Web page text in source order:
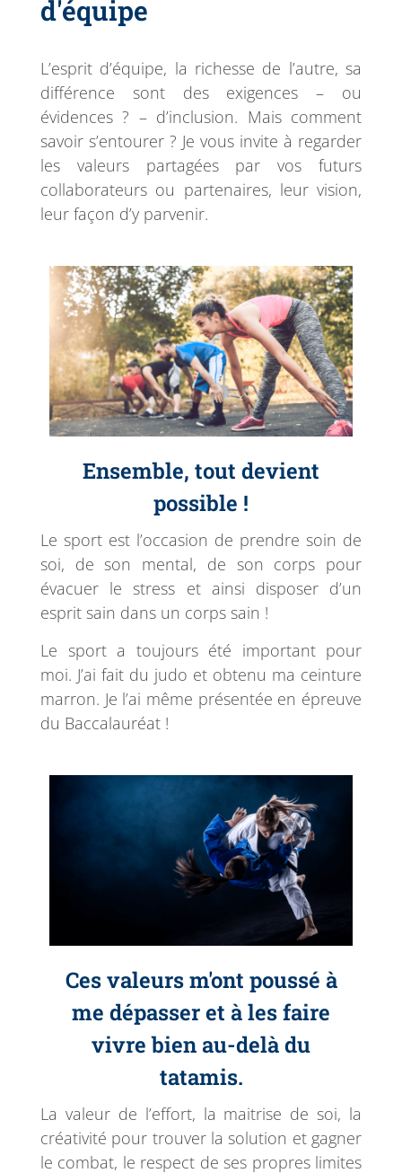
d'équipe
L’esprit d’équipe, la richesse de l’autre, sa
différence sont des exigences – ou
évidences ? – d’inclusion. Mais comment
savoir s’entourer ? Je vous invite à regarder
les valeurs partagées par vos futurs
collaborateurs ou partenaires, leur vision,
leur façon d’y parvenir.
Ensemble, tout devient
possible !
Le sport est l’occasion de prendre soin de
soi, de son mental, de son corps pour
évacuer le stress et ainsi disposer d’un
esprit sain dans un corps sain !
Le sport a toujours été important pour
moi. J’ai fait du judo et obtenu ma ceinture
marron. Je l’ai même présentée en épreuve
du Baccalauréat !
Ces valeurs m'ont poussé à
me dépasser et à les faire
vivre bien au-delà du
tatamis.
La valeur de l’effort, la maitrise de soi, la
créativité pour trouver la solution et gagner
le combat, le respect de ses propres limites